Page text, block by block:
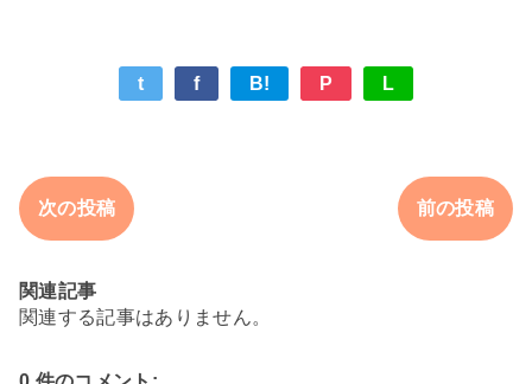
t f B! P L
次の投稿 前の投稿
関連記事
関連する記事はありません。